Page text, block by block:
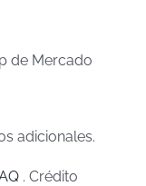
de Mercado
adicionales.
. Crédito